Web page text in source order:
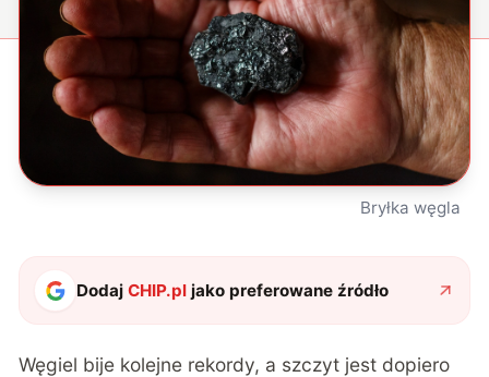
Bryłka węgla
DodajCHIP.pl jako preferowane źródło
Węgiel bije kolejne rekordy, a szczyt jest dopiero